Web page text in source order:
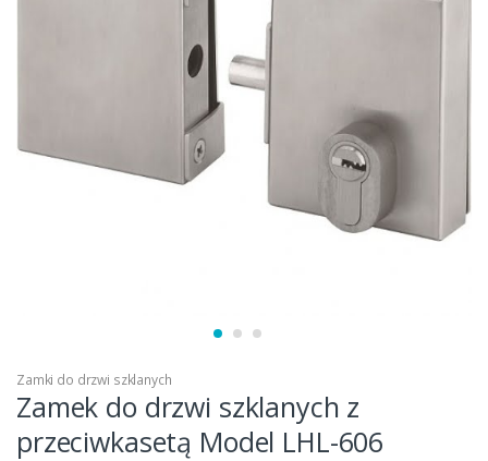
Zamki do drzwi szklanych
Zamek do drzwi szklanych z
przeciwkasetą Model LHL-606